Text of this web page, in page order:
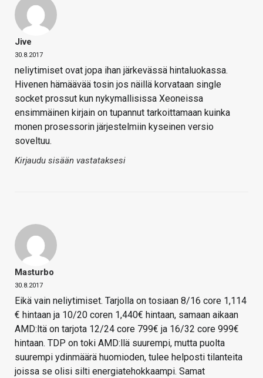
Jive
30.8.2017
neliytimiset ovat jopa ihan järkevässä hintaluokassa.
Hivenen hämäävää tosin jos näillä korvataan single
socket prossut kun nykymallisissa Xeoneissa
ensimmäinen kirjain on tupannut tarkoittamaan kuinka
monen prosessorin järjestelmiin kyseinen versio
soveltuu.
Kirjaudu sisään vastataksesi
Masturbo
30.8.2017
Eikä vain neliytimiset. Tarjolla on tosiaan 8/16 core 1,114
€ hintaan ja 10/20 coren 1,440€ hintaan, samaan aikaan
AMD:ltä on tarjota 12/24 core 799€ ja 16/32 core 999€
hintaan. TDP on toki AMD:llä suurempi, mutta puolta
suurempi ydinmäärä huomioden, tulee helposti tilanteita
joissa se olisi silti energiatehokkaampi. Samat